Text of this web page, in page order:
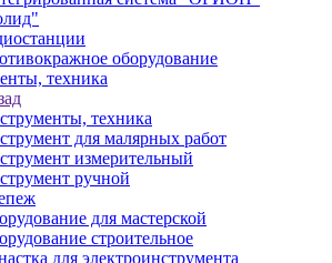
оборудование
техника
техника
для малярных работ
измерительный
ручной
для мастерской
строительное
для электроинструмента